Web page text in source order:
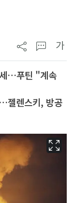
가
…푸틴 "계속
젤렌스키, 방공